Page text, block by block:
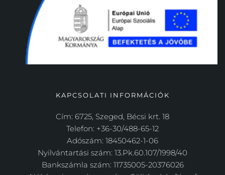
KAPCSOLATI INFORMÁCIÓK
Cím: 6725, Szeged, Bécsi krt. 18
Telefon: +36-30/488-65-12
Adószám: 18450462-1-06
Nyilvántartási szám: 13.Pk.60.107/1998/40
Bankszámla szám: 11735005-20376026